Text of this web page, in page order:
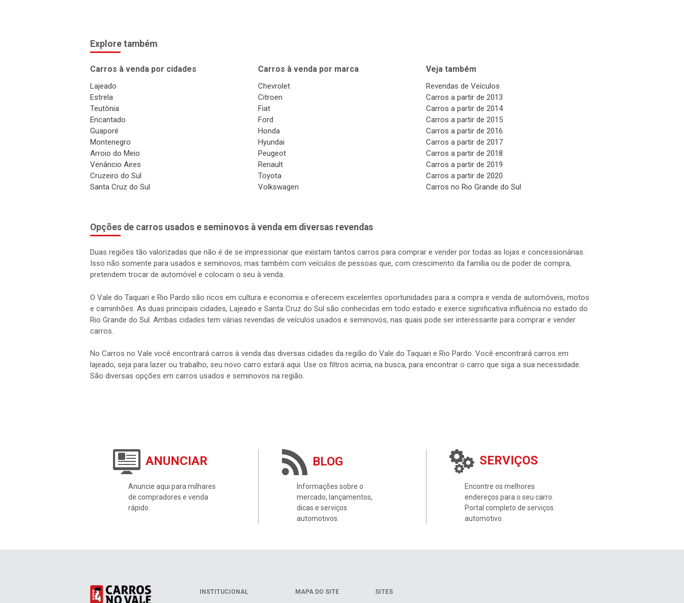
Explore também
Carros à venda por cidades
Lajeado
Estrela
Teutônia
Encantado
Guaporé
Montenegro
Arroio do Meio
Venâncio Aires
Cruzeiro do Sul
Santa Cruz do Sul
Carros à venda por marca
Chevrolet
Citroen
Fiat
Ford
Honda
Hyundai
Peugeot
Renault
Toyota
Volkswagen
Veja também
Revendas de Veículos
Carros a partir de 2013
Carros a partir de 2014
Carros a partir de 2015
Carros a partir de 2016
Carros a partir de 2017
Carros a partir de 2018
Carros a partir de 2019
Carros a partir de 2020
Carros no Rio Grande do Sul
Opções de carros usados e seminovos à venda em diversas revendas
Duas regiões tão valorizadas que não é de se impressionar que existam tantos carros para comprar e vender por todas as lojas e concessionárias.
Isso não somente para usados e seminovos, mas também com veículos de pessoas que, com crescimento da família ou de poder de compra,
pretendem trocar de automóvel e colocam o seu à venda.
O Vale do Taquari e Rio Pardo são ricos em cultura e economia e oferecem excelentes oportunidades para a compra e venda de automóveis, motos
e caminhões. As duas principais cidades, Lajeado e Santa Cruz do Sul são conhecidas em todo estado e exerce significativa influência no estado do
Rio Grande do Sul. Ambas cidades tem várias revendas de veículos usados e seminovos, nas quais pode ser interessante para comprar e vender
carros.
No Carros no Vale você encontrará carros à venda das diversas cidades da região do Vale do Taquari e Rio Pardo. Você encontrará carros em
lajeado, seja para lazer ou trabalho, seu novo carro estará aqui. Use os filtros acima, na busca, para encontrar o carro que siga a sua necessidade.
São diversas opções em carros usados e seminovos na região.
ANUNCIAR
Anuncie aqui para milhares
de compradores e venda
rápido.
BLOG
Informações sobre o
mercado, lançamentos,
dicas e serviços
automotivos.
SERVIÇOS
Encontre os melhores
endereços para o seu carro.
Portal completo de serviços
automotivo.
INSTITUCIONAL MAPA DO SITE SITES